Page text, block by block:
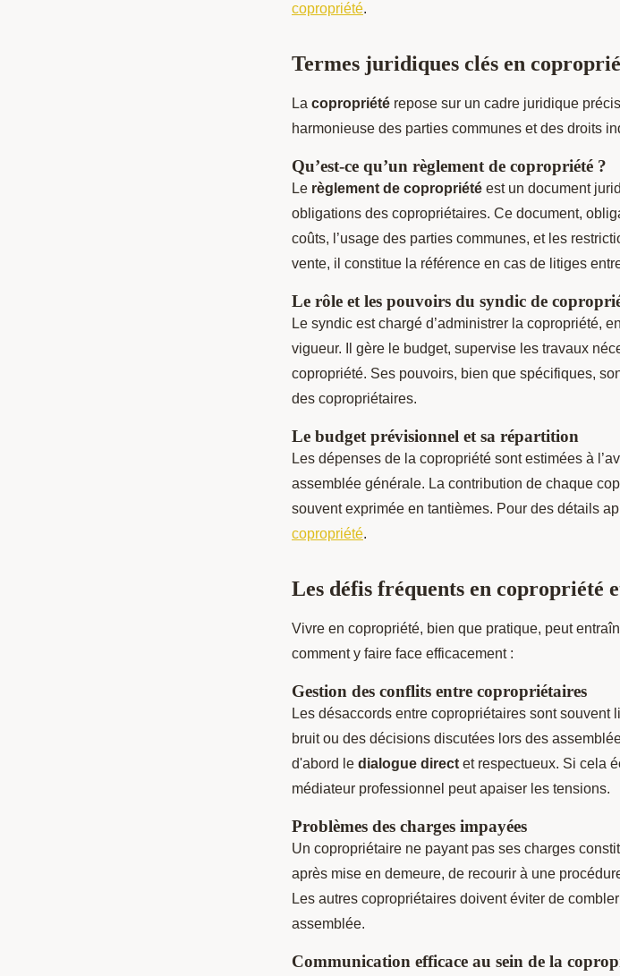
copropriété.
Termes juridiques clés en
La copropriété repose sur un cadre juridique
harmonieuse des parties communes et des droits
Qu’est-ce qu’un règlement de copropriété ?
Le règlement de copropriété est un document
obligations des copropriétaires. Ce document,
coûts, l’usage des parties communes, et les
vente, il constitue la référence en cas de litiges
Le rôle et les pouvoirs du syndic de
Le syndic est chargé d’administrer la copropriété,
vigueur. Il gère le budget, supervise les travaux
copropriété. Ses pouvoirs, bien que spécifiques,
des copropriétaires.
Le budget prévisionnel et sa répartition
Les dépenses de la copropriété sont estimées à
assemblée générale. La contribution de chaque
souvent exprimée en tantièmes. Pour des détails
copropriété.
Les défis fréquents en copropriété
Vivre en copropriété, bien que pratique, peut
comment y faire face efficacement :
Gestion des conflits entre copropriétaires
Les désaccords entre copropriétaires sont souvent
bruit ou des décisions discutées lors des
d'abord le dialogue direct et respectueux. Si cela
médiateur professionnel peut apaiser les tensions.
Problèmes des charges impayées
Un copropriétaire ne payant pas ses charges
après mise en demeure, de recourir à une
Les autres copropriétaires doivent éviter de
assemblée.
Communication efficace au sein de la